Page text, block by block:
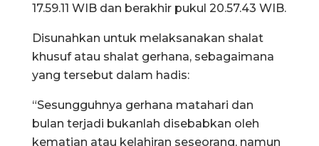
17.59.11 WIB dan berakhir pukul 20.57.43 WIB.
Disunahkan untuk melaksanakan shalat
khusuf atau shalat gerhana, sebagaimana
yang tersebut dalam hadis:
“Sesungguhnya gerhana matahari dan
bulan terjadi bukanlah disebabkan oleh
kematian atau kelahiran seseorang, namun